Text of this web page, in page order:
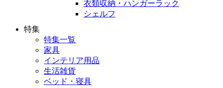
衣類収納・ハンガーラック
シェルフ
特集
特集一覧
家具
インテリア用品
生活雑貨
ベッド・寝具